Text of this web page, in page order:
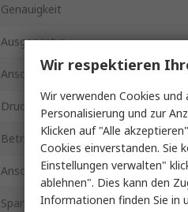
Genauigkeit
Ausgangstyp
Anschluss - Gewindestandard
Druck Typ
Betriebsdruck min.
Anschlussgröße
Spannung
Wir respektieren
Wir verwenden Cookies
Personalisierung und zur
Klicken auf "Alle
Cookies einverstanden. Sie
Einstellungen verwalten"
ablehnen". Dies kann den
Informationen finden Sie in